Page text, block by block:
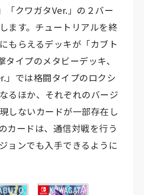
「クワガタVer.」の２バー
ます。チュートリアルを終
もらえるデッキが「カブト
タイプのメタビーデッキ、
」では格闘タイプのロクシ
るほか、それぞれのバージ
しないカードが一部存在し
カードは、通信対戦を行う
ョンでも入手できるように